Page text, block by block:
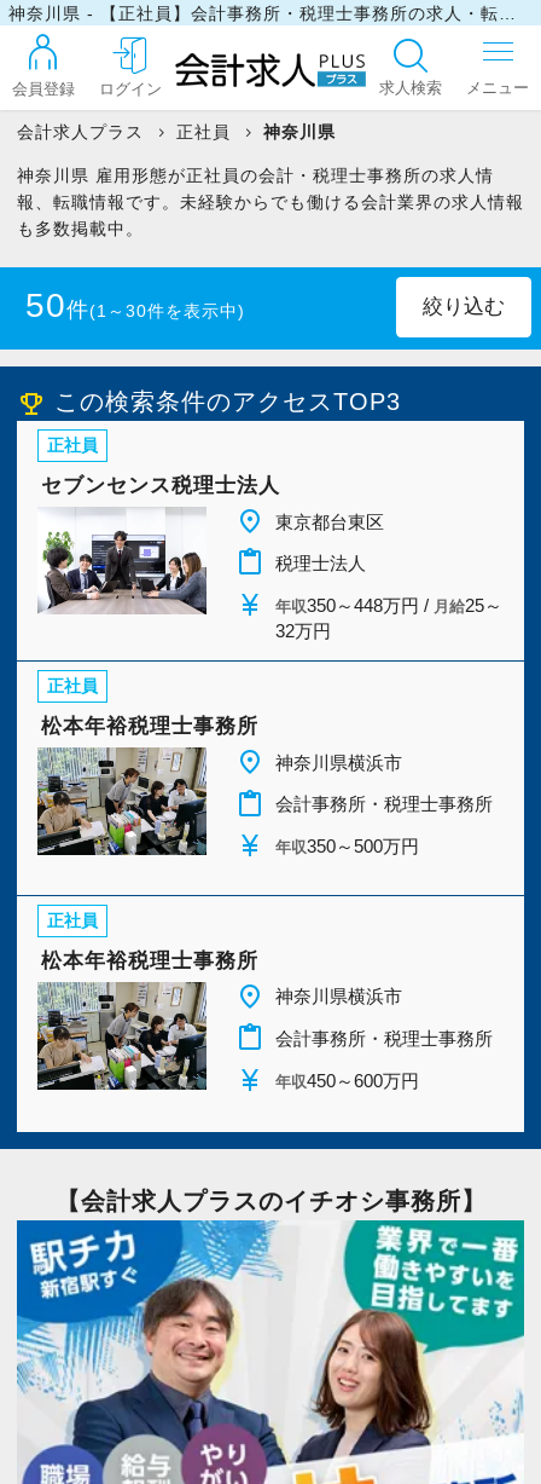
会員登録 ログイン 求人検索
ログイン
マイリスト
今すぐ会員登録
PC版サイトを見る
採用ご担当者様
会計求人プラス 正社員 神奈川県
神奈川県 雇用形態が正社員の会計・税理士事務所の求人情
報、転職情報です。未経験からでも働ける会計業界の求人情報
も多数掲載中。
50件(1～30件を表示中)
税理士科目合格者(未登録)
税理士科目一部合格者 (29)
USCPA(1)
中小企業診断士
日商簿記1級(15)
日商簿記3級(10)
ファイナンシャルプランナー1級(4)
ファイナンシャルプランナー2級
未経験OK(4)
完全週休２日(9) 子育て応援 (6)
月間残業30時間以内(6) (8)
社会保険完備(7) 新卒・第二新卒歓迎(5)
独立開業支援(3) 歩合制度あり(4)
WEB面接OK (7) テレワーク推進(4)
emoji_events この検索条件のアクセスTOP3
正社員
セブンセンス税理士法人
place 東京都台東区
content_paste 税理士法人
currency_yen 年収350～448万円 / 月給25～
32万円
正社員
松本年裕税理士事務所
place 神奈川県横浜市
content_paste 会計事務所・税理士事務所
currency_yen 年収350～500万円
正社員
松本年裕税理士事務所
place 神奈川県横浜市
content_paste 会計事務所・税理士事務所
currency_yen 年収450～600万円
【会計求人プラスのイチオシ事務所】